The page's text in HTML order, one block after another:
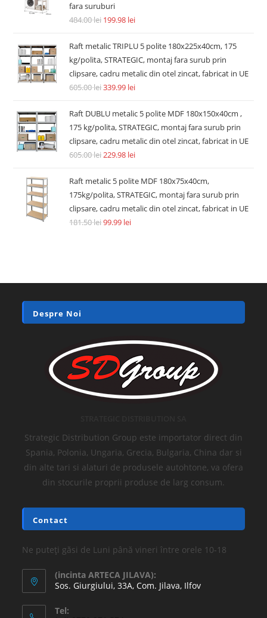
fara suruburi
484.00lei 199.98 lei
Raft metalic TRIPLU 5 polite 180x225x40cm, 175
kg/polita, STRATEGIC, montaj fara surub prin
clipsare, cadru metalic din otel zincat, fabricat in UE
605.00lei339.99 lei
Raft DUBLU metalic 5 polite MDF 180x150x40cm ,
175 kg/polita, STRATEGIC, montaj fara surub prin
clipsare, cadru metalic din otel zincat, fabricat in UE
605.00lei229.98 lei
Raft metalic 5 polite MDF 180x75x40cm,
175kg/polita, STRATEGIC, montaj fara surub prin
clipsare, cadru metalic din otel zincat, fabricat in UE
181.50lei99.99 lei
Despre Noi
Strategic Distribution Group este importator direct din
Spania, Polonia, Ungaria, Grecia, Bulgaria, China dar si
din alte tari si alaturi de produsele autohtone, va ofera
din stocurile proprii produse de larg consum.
Contact
Ne puteți găsi de Luni până vineri între orele 10-18
(incinta ARTECA JILAVA):
Sos. Giurgiului, 33A, Com. Jilava, Ilfov
Tel: